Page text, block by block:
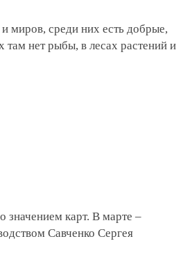
миров, среди них есть добрые,
нет рыбы, в лесах растений и
карт. В марте –
Савченко Сергея